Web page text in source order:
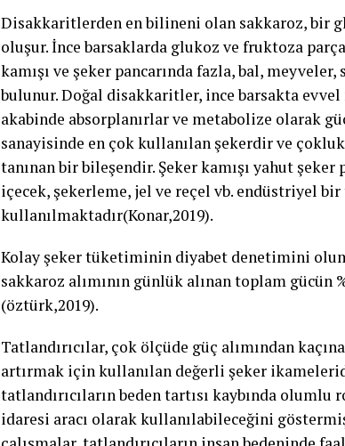
Disakkaritlerden en bilineni olan sakkaroz, bir
oluşur. İnce barsaklarda glukoz ve fruktoza
kamışı ve şeker pancarında fazla, bal,
bulunur. Doğal disakkaritler, ince barsakta
akabinde absorplanırlar ve metabolize olarak
sanayisinde en çok kullanılan şekerdir ve
tanınan bir bileşendir. Şeker kamışı yahut
içecek, şekerleme, jel ve reçel vb. endüstriyel bir
kullanılmaktadır(Konar,2019).
Kolay şeker tüketiminin diyabet denetimini
sakkaroz alımının günlük alınan toplam gücün
(öztürk,2019).
Tatlandırıcılar, çok ölçüde güç alımından
artırmak için kullanılan değerli şeker
tatlandırıcıların beden tartısı kaybında
idaresi aracı olarak kullanılabileceğini